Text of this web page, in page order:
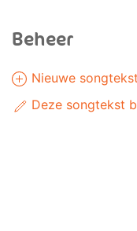
Beheer
Nieuwe
Deze songtekst